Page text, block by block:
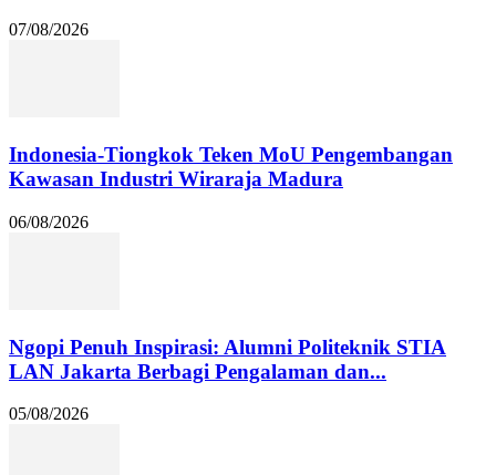
07/08/2026
Indonesia-Tiongkok Teken MoU Pengembangan
Kawasan Industri Wiraraja Madura
06/08/2026
Ngopi Penuh Inspirasi: Alumni Politeknik STIA
LAN Jakarta Berbagi Pengalaman dan...
05/08/2026